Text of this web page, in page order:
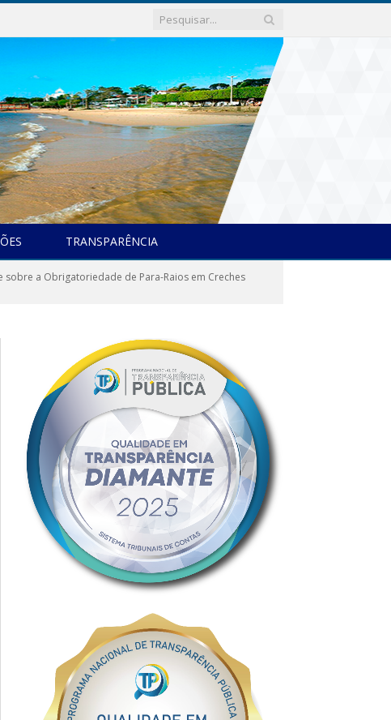
TRANSPARÊNCIA
sobre a Obrigatoriedade de Para-Raios em Creches